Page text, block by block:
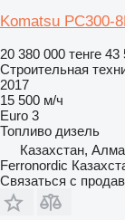
Komatsu PC300-
20 380 000 тенге 43
Строительная
2017
15 500 м/ч
Euro 3
Топливо дизель
Казахстан,
Ferronordic
Связаться с